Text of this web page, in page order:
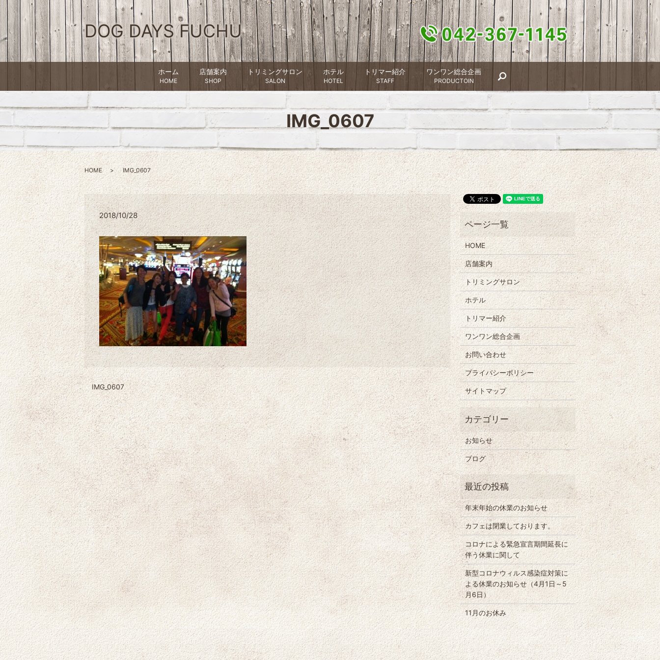
DOG DAYS FUCHU
ホーム
HOME
店舗案内
SHOP
トリミングサロン
SALON
ホテル
HOTEL
トリマー紹介
STAFF
ワンワン総合企画
PRODUCTOIN
search
IMG_0607
HOME IMG_0607
2018/10/28
IMG_0607
HOME
店舗案内
トリミングサロン
ホテル
トリマー紹介
ワンワン総合企画
お問い合わせ
プライバシーポリシー
サイトマップ
お知らせ
ブログ
年末年始の休業のお知らせ
カフェは閉業しております。
コロナによる緊急宣言期間延長に
伴う休業に関して
新型コロナウィルス感染症対策に
よる休業のお知らせ（4月1日～5
月6日）
11月のお休み